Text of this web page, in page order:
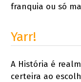
franquia ou só
Yarr!
A História é
certeira ao